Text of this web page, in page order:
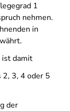
1
nehmen.
in
ist damit
2, 3, 4 oder 5
der